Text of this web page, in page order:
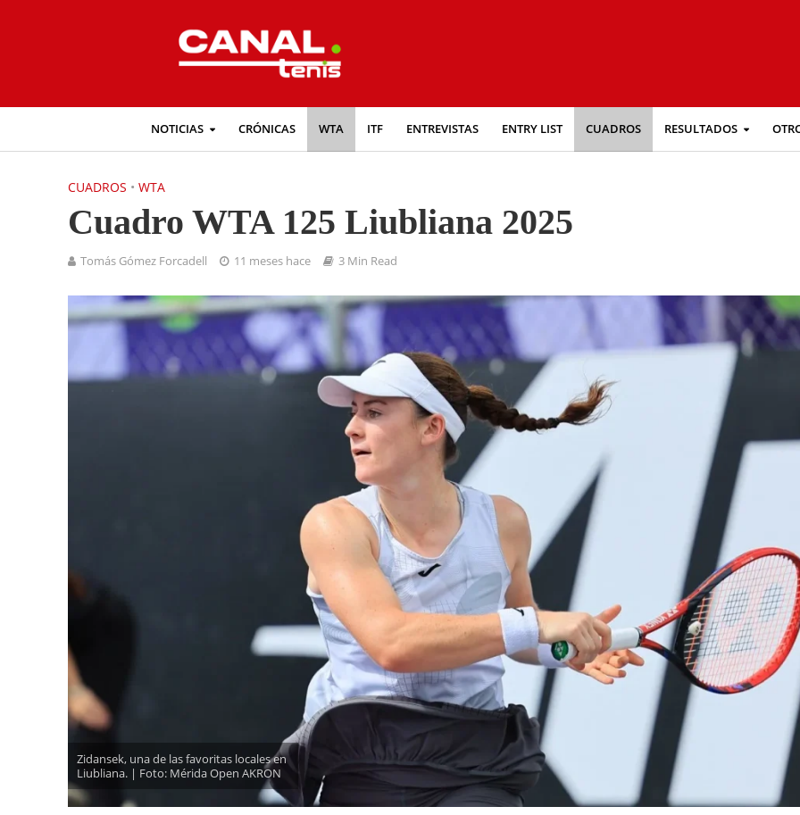
NOTICIAS CRÓNICAS WTA ITF ENTREVISTAS ENTRY LIST CUADROS RESULTADOS
CUADROS • WTA
Cuadro WTA 125 Liubliana 2025
Tomás Gómez Forcadell 11 meses hace 3 Min Read
Zidansek, una de las favoritas locales en
Liubliana. | Foto: Mérida Open AKRON